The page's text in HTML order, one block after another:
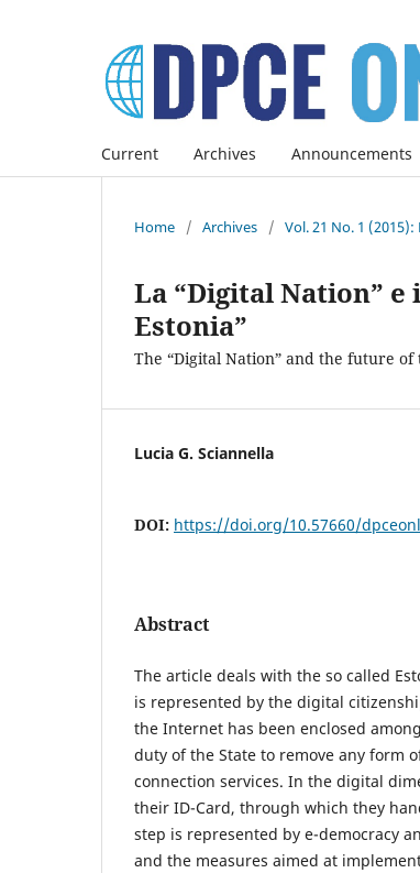
Current Archives Announcements
Home / Archives / Vol. 21 No. 1 (2015):
La “Digital Nation”
Estonia”
The “Digital Nation” and the future of
Lucia G. Sciannella
DOI: https://doi.org/10.57660/
Abstract
The article deals with the so called
is represented by the digital
the Internet has been enclosed
duty of the State to remove any form
connection services. In the digital
their ID-Card, through which they
step is represented by e-democracy
and the measures aimed at